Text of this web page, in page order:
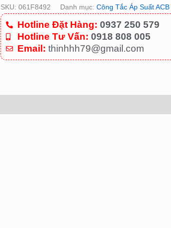
SKU: 061F8492 Danh mục: Công Tắc Áp Suất ACB
Hotline Đặt Hàng: 0937 250 579
Hotline Tư Vấn: 0918 808 005
Email: thinhhh79@gmail.com